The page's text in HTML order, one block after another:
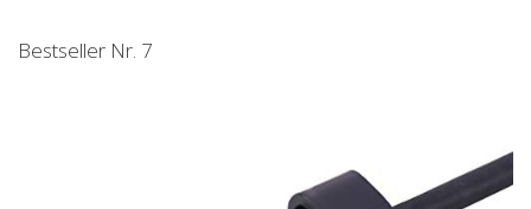
Bestseller Nr. 7